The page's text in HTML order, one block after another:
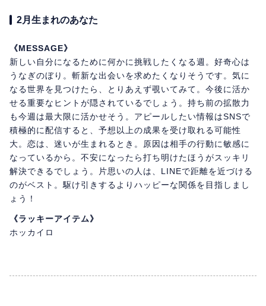
2月生まれのあなた
《MESSAGE》
新しい自分になるために何かに挑戦したくなる週。好奇心は
うなぎのぼり。斬新な出会いを求めたくなりそうです。気に
なる世界を見つけたら、とりあえず覗いてみて。今後に活か
せる重要なヒントが隠されているでしょう。持ち前の拡散力
も今週は最大限に活かせそう。アピールしたい情報はSNSで
積極的に配信すると、予想以上の成果を受け取れる可能性
大。恋は、迷いが生まれるとき。原因は相手の行動に敏感に
なっているから。不安になったら打ち明けたほうがスッキリ
解決できるでしょう。片思いの人は、LINEで距離を近づける
のがベスト。駆け引きするよりハッピーな関係を目指しまし
ょう！
《ラッキーアイテム》
ホッカイロ